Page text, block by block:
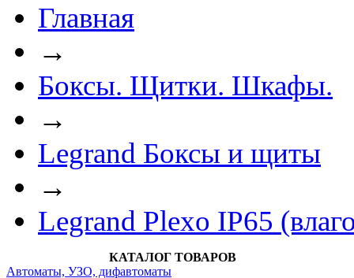
Главная
→
Боксы. Щитки. Шкафы.
→
Legrand Боксы и щиты
→
Legrand Plexo IP65
КАТАЛОГ ТОВАРОВ
Автоматы, УЗО, дифавтоматы